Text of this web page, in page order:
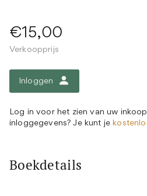
€15,00
Verkoopprijs
Inloggen
Log in voor het zien van uw
inloggegevens? Je kunt je
Boekdetails